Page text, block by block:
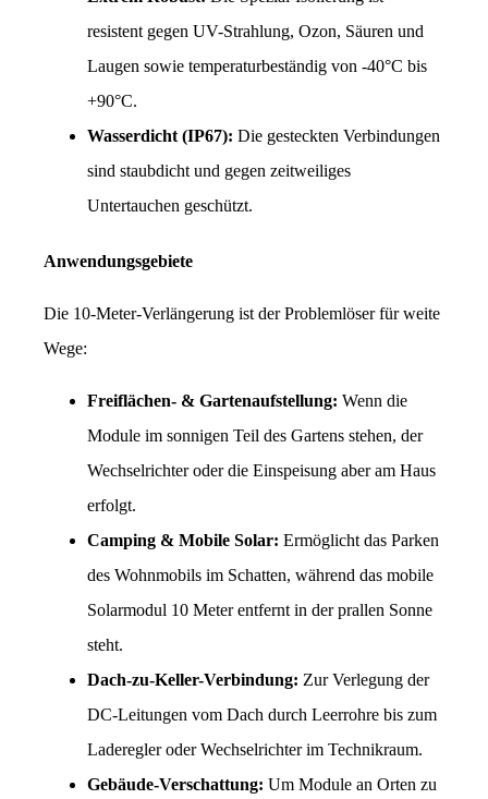
resistent gegen UV-Strahlung, Ozon, Säuren und
Laugen sowie temperaturbeständig von -40°C bis
+90°C.
Wasserdicht (IP67): Die gesteckten Verbindungen
sind staubdicht und gegen zeitweiliges
Untertauchen geschützt.
Anwendungsgebiete
Die 10-Meter-Verlängerung ist der Problemlöser für weite
Wege:
Freiflächen- & Gartenaufstellung: Wenn die
Module im sonnigen Teil des Gartens stehen, der
Wechselrichter oder die Einspeisung aber am Haus
erfolgt.
Camping & Mobile Solar: Ermöglicht das Parken
des Wohnmobils im Schatten, während das mobile
Solarmodul 10 Meter entfernt in der prallen Sonne
steht.
Dach-zu-Keller-Verbindung: Zur Verlegung der
DC-Leitungen vom Dach durch Leerrohre bis zum
Laderegler oder Wechselrichter im Technikraum.
Gebäude-Verschattung: Um Module an Orten zu